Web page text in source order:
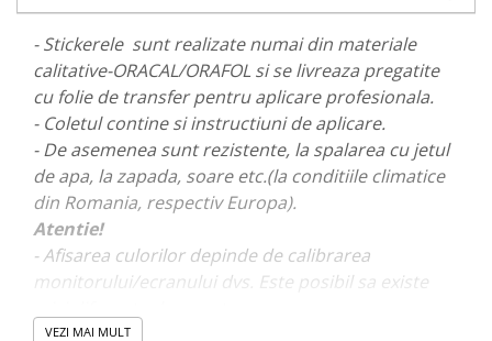
PAUL WALKER STICKER
PENTRU FETE
PRODUSE IN TRENDING
SETURI STICKERE
STICKERE CAPAC REZERVOR
STICKERE CRĂCIUN
STICKERE CU ANIMALE
STICKERE GEAM MIC
STICKERE JDM
STICKERE PENTRU CAPOTA
- Stickerele sunt realizate numai din materiale
calitative-ORACAL/ORAFOL si se livreaza pregatite
cu folie de transfer pentru aplicare profesionala.
- Coletul contine si instructiuni de aplicare.
- De asemenea sunt rezistente, la spalarea cu jetul
de apa, la zapada, soare etc.(la conditiile climatice
din Romania, respectiv Europa).
Atentie!
- Afisarea culorilor depinde de calibrarea
monitorului/ecranului dvs. Este posibil sa existe
VEZI MAI MULT